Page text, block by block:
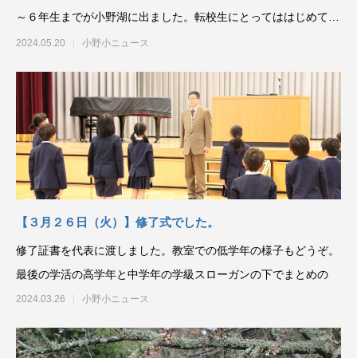
～６年生までが小野湖に出ました。転校生にとってははじめての
小野湖。緊張しながらも楽
2024.05.20 小野小ニュース
【３月２６日（火）】修了式でした。
修了証書を代表に渡しました。教室での低学年の様子もどうぞ。
最後の学活の高学年と中学年の学級スローガンの下でまとめの
2024.03.26 小野小ニュース